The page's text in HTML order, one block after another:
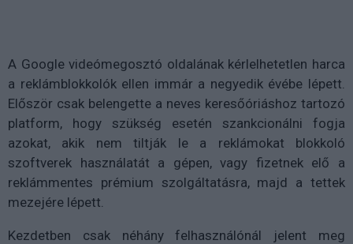
A Google videómegosztó oldalának kérlelhetetlen harca
a reklámblokkolók ellen immár a negyedik évébe lépett.
Először csak belengette a neves keresőóriáshoz tartozó
platform, hogy szükség esetén szankcionálni fogja
azokat, akik nem tiltják le a reklámokat blokkoló
szoftverek használatát a gépen, vagy fizetnek elő a
reklámmentes prémium szolgáltatásra, majd a tettek
mezejére lépett.
Kezdetben csak néhány felhasználónál jelent meg